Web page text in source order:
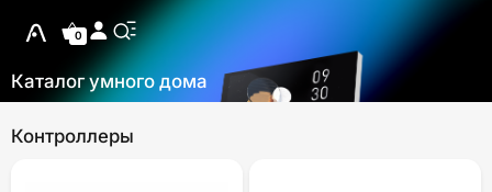
0
Каталог умного дома
Контроллеры